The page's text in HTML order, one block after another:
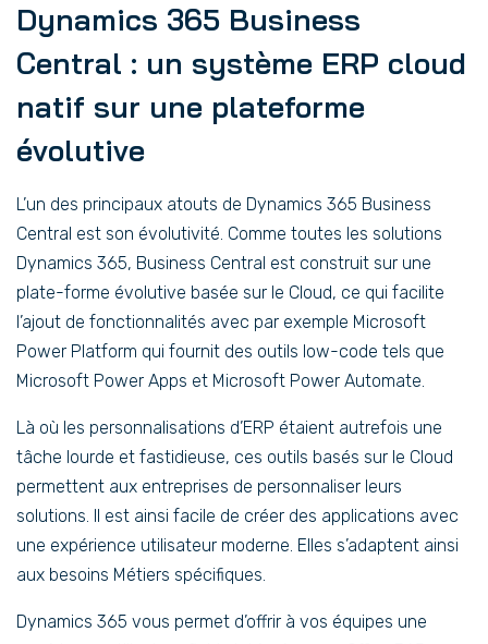
Dynamics 365 Business
Central : un système ERP cloud
natif sur une plateforme
évolutive
L’un des principaux atouts de Dynamics 365 Business
Central est son évolutivité. Comme toutes les solutions
Dynamics 365, Business Central est construit sur une
plate-forme évolutive basée sur le Cloud, ce qui facilite
l’ajout de fonctionnalités avec par exemple Microsoft
Power Platform qui fournit des outils low-code tels que
Microsoft Power Apps et Microsoft Power Automate.
Là où les personnalisations d’ERP étaient autrefois une
tâche lourde et fastidieuse, ces outils basés sur le Cloud
permettent aux entreprises de personnaliser leurs
solutions. Il est ainsi facile de créer des applications avec
une expérience utilisateur moderne. Elles s’adaptent ainsi
aux besoins Métiers spécifiques.
Dynamics 365 vous permet d’offrir à vos équipes une